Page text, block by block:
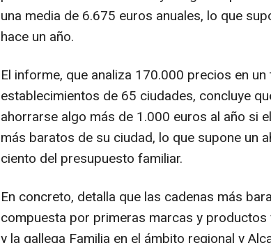
una media de 6.675 euros anuales, lo que
hace un año.
El informe, que analiza 170.000 precios en
establecimientos de 65 ciudades, concluye
ahorrarse algo más de 1.000 euros al año si
más baratos de su ciudad, lo que supone un
ciento del presupuesto familiar.
En concreto, detalla que las cadenas más
compuesta por primeras marcas y
y la gallega Familia en el ámbito regional y